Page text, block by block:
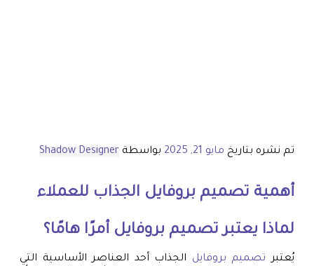
تم نشره بتاريخ مايو 21, 2025 بواسطة Shadow Designer
أهمية تصميم بروفايل الجذاب للعملاء
لماذا يعتبر تصميم بروفايل أمرًا هامًا؟
يُعتبر تصميم بروفايل الجذاب أحد العناصر الأساسية التي